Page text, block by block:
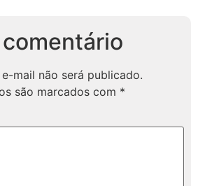
mail não será publicado.
são marcados com *